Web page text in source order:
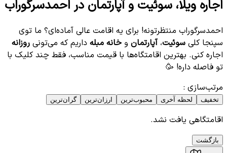
اجاره ویلا، سوئیت و آپارتمان در احمدسرگوراب
احمدسرگوراب منتظرتونه! برای یه اقامت عالی آماده‌ای؟ ما توی
سپنجا کلی سوئیت،آپارتمان و خانه مبله داریم که می‌تونی روزانه
اجاره کنی. بهترین اقامتگاه‌ها با قیمت مناسب، فقط چند کلیک با
تو فاصله داره! 🥳
مرتب‌سازی :
تخفیف لحظه آخری محبوب‌ترین ارزان‌ترین گران‌ترین
اقامتگاهی یافت نشد.
بازگشت